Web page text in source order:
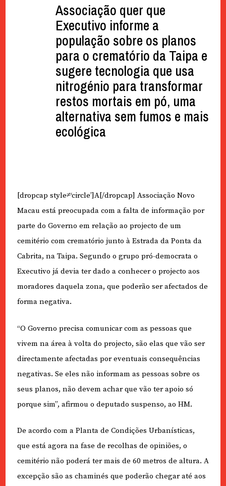
Associação quer que
Executivo informe a
população sobre os planos
para o crematório da Taipa e
sugere tecnologia que usa
nitrogénio para transformar
restos mortais em pó, uma
alternativa sem fumos e mais
ecológica
[dropcap style≠‘circle’]A[/dropcap] Associação Novo
Macau está preocupada com a falta de informação por
parte do Governo em relação ao projecto de um
cemitério com crematório junto à Estrada da Ponta da
Cabrita, na Taipa. Segundo o grupo pró-democrata o
Executivo já devia ter dado a conhecer o projecto aos
moradores daquela zona, que poderão ser afectados de
forma negativa.
“O Governo precisa comunicar com as pessoas que
vivem na área à volta do projecto, são elas que vão ser
directamente afectadas por eventuais consequências
negativas. Se eles não informam as pessoas sobre os
seus planos, não devem achar que vão ter apoio só
porque sim”, afirmou o deputado suspenso, ao HM.
De acordo com a Planta de Condições Urbanísticas,
que está agora na fase de recolhas de opiniões, o
cemitério não poderá ter mais de 60 metros de altura. A
excepção são as chaminés que poderão chegar até aos